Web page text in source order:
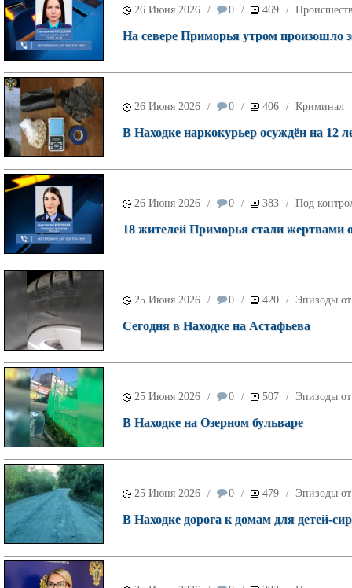
26 Июня 2026 / 0 / 469 /
На севере Приморья утром произошло
26 Июня 2026 / 0 / 406 / Криминал
В Находке наркокурьер осуждён на 12
26 Июня 2026 / 0 / 383 / Под
18 жителей Приморья стали жертвами
25 Июня 2026 / 0 / 420 / Эпизоды
Сегодня в Находке на Астафьева
25 Июня 2026 / 0 / 507 / Эпизоды
В Находке на Озерном бульваре
25 Июня 2026 / 0 / 479 / Эпизоды
В Находке дорога к домам для детей-